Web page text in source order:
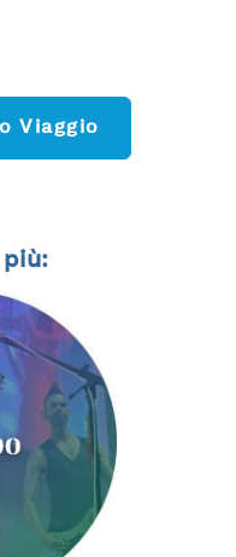
Viaggio